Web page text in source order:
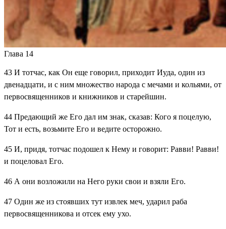
Глава 14
43 И тотчас, как Он еще говорил, приходит Иуда, один из
двенадцати, и с ним множество народа с мечами и кольями, от
первосвященников и книжников и старейшин.
44 Предающий же Его дал им знак, сказав: Кого я поцелую,
Тот и есть, возьмите Его и ведите осторожно.
45 И, придя, тотчас подошел к Нему и говорит: Равви! Равви!
и поцеловал Его.
46 А они возложили на Него руки свои и взяли Его.
47 Один же из стоявших тут извлек меч, ударил раба
первосвященникова и отсек ему ухо.